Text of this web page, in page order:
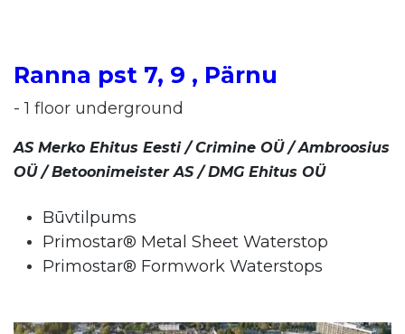
Ranna pst 7, 9 , Pärnu
- 1 floor underground
AS Merko Ehitus Eesti / Crimine OÜ / Ambroosius
OÜ /Betoonimeister AS / DMG Ehitus OÜ
Būvtilpums
Primostar® Metal Sheet Waterstop
Primostar® Formwork Waterstops